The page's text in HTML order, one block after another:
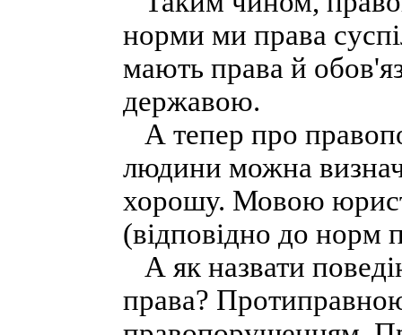
норми ми права
мають права й
державою.
А тепер про
людини можна
хорошу. Мовою
(відповідно до норм
А як назвати
права?